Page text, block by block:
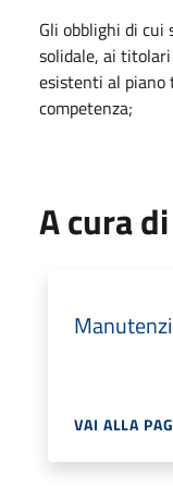
Gli obblighi di cui
solidale, ai
esistenti al
competenza;
A cura di
VAI ALLA